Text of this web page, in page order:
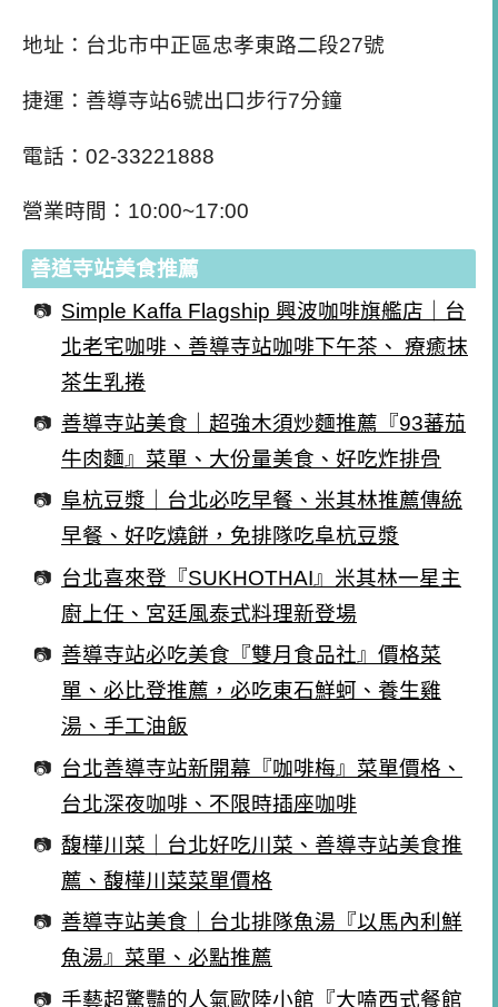
地址：台北市中正區忠孝東路二段27號
捷運：善導寺站6號出口步行7分鐘
電話：02-33221888
營業時間：10:00~17:00
善道寺站美食推薦
Simple Kaffa Flagship 興波咖啡旗艦店｜台
北老宅咖啡、善導寺站咖啡下午茶、 療癒抹
茶生乳捲
善導寺站美食｜超強木須炒麵推薦『93蕃茄
牛肉麵』菜單、大份量美食、好吃炸排骨
阜杭豆漿｜台北必吃早餐、米其林推薦傳統
早餐、好吃燒餅，免排隊吃阜杭豆漿
台北喜來登『SUKHOTHAI』米其林一星主
廚上任、宮廷風泰式料理新登場
善導寺站必吃美食『雙月食品社』價格菜
單、必比登推薦，必吃東石鮮蚵、養生雞
湯、手工油飯
台北善導寺站新開幕『咖啡梅』菜單價格、
台北深夜咖啡、不限時插座咖啡
馥樺川菜｜台北好吃川菜、善導寺站美食推
薦、馥樺川菜菜單價格
善導寺站美食｜台北排隊魚湯『以馬內利鮮
魚湯』菜單、必點推薦
手藝超驚豔的人氣歐陸小館『大嗑西式餐館